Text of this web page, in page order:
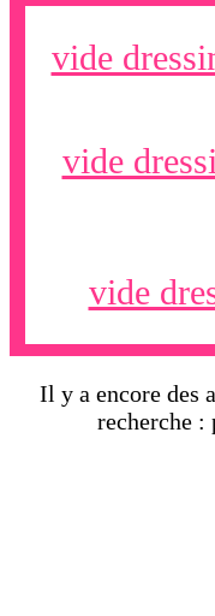
vide
vide
vide
Il y a encore des
recherche :